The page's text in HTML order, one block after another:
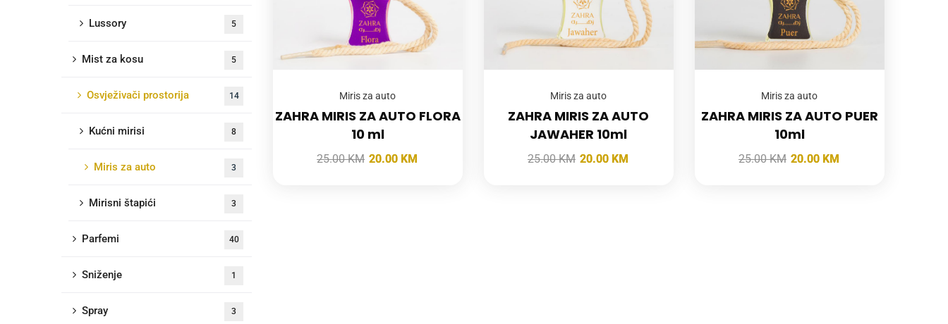
Miris za auto
ZAHRA MIRIS ZA AUTO FLORA
10 ml
25.00KM 20.00 KM
Miris za auto
ZAHRA MIRIS ZA AUTO
JAWAHER 10ml
25.00KM 20.00 KM
Miris za auto
ZAHRA MIRIS ZA AUTO PUER
10ml
25.00KM 20.00 KM
Lussory 5
Mist za kosu 5
Osvježivači prostorija 14
Kućni mirisi 8
Miris za auto 3
Mirisni štapići 3
Parfemi 40
Sniženje 1
Spray 3